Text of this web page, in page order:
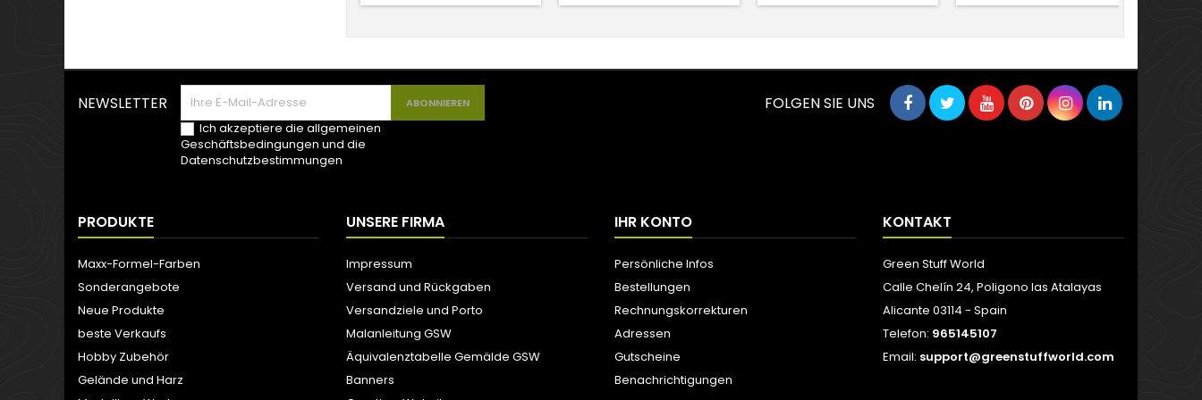
NEWSLETTER
Ich akzeptiere die allgemeinen
Geschäftsbedingungen und die
Datenschutzbestimmungen
FOLGEN SIE UNS
PRODUKTE
Maxx-Formel-Farben
Sonderangebote
Neue Produkte
beste Verkaufs
Hobby Zubehör
Gelände und Harz
UNSERE FIRMA
Impressum
Versand und Rückgaben
Versandziele und Porto
Malanleitung GSW
Äquivalenztabelle Gemälde GSW
Banners
IHR KONTO
Persönliche Infos
Bestellungen
Rechnungskorrekturen
Adressen
Gutscheine
Benachrichtigungen
KONTAKT
Green Stuff World
Calle Chelín 24, Poligono las Atalayas
Alicante 03114 - Spain
Telefon: 965145107
Email: support@greenstuffworld.com